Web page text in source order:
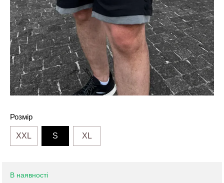
Розмір
XXL S XL
В наявності